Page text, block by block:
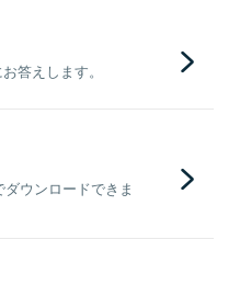
答えします。
ウンロードできま